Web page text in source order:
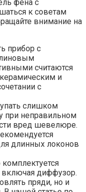
фена с
к советам
внимание на
прибор с
считаются
и
с
слишком
при неправильном
вред шевелюре.
длинных локонов
диффузор.
пряди, но и